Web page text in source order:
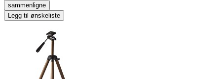
sammenligne
Legg til ønskeliste